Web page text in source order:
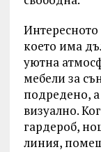
Интересното
което има
уютна
мебели за
подредено, а
визуално.
гардероб,
линия,